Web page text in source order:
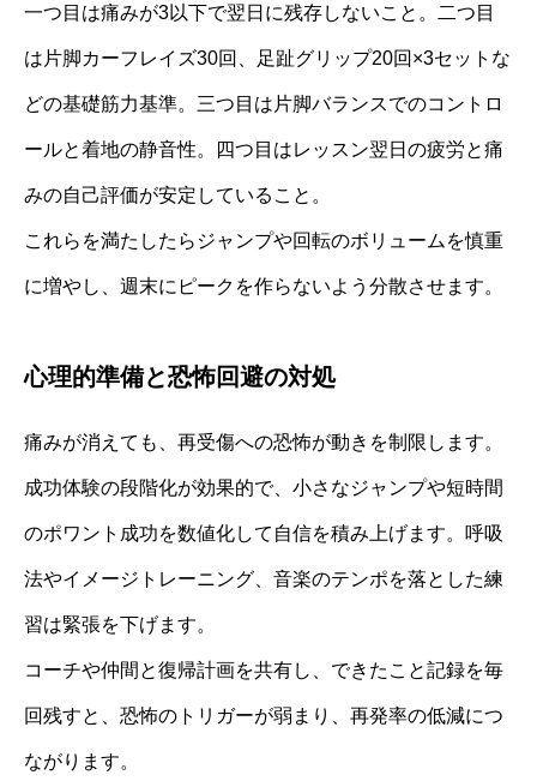
一つ目は痛みが3以下で翌日に残存しないこと。二つ目
は片脚カーフレイズ30回、足趾グリップ20回×3セットな
どの基礎筋力基準。三つ目は片脚バランスでのコントロ
ールと着地の静音性。四つ目はレッスン翌日の疲労と痛
みの自己評価が安定していること。
これらを満たしたらジャンプや回転のボリュームを慎重
に増やし、週末にピークを作らないよう分散させます。
心理的準備と恐怖回避の対処
痛みが消えても、再受傷への恐怖が動きを制限します。
成功体験の段階化が効果的で、小さなジャンプや短時間
のポワント成功を数値化して自信を積み上げます。呼吸
法やイメージトレーニング、音楽のテンポを落とした練
習は緊張を下げます。
コーチや仲間と復帰計画を共有し、できたこと記録を毎
回残すと、恐怖のトリガーが弱まり、再発率の低減につ
ながります。